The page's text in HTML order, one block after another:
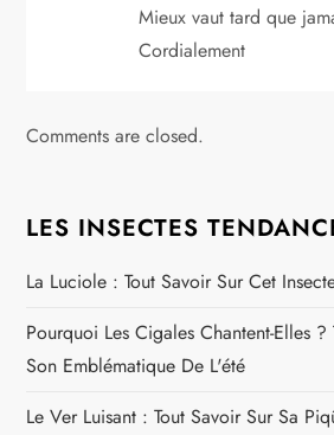
t
i
c
l
e
Mieux vaut tard que
Cordialement
Comments are closed.
LES INSECTES
La Luciole : Tout Savoir Sur Cet
Pourquoi Les Cigales Chantent-Elles
Son Emblématique De L'été
Le Ver Luisant : Tout Savoir Sur Sa